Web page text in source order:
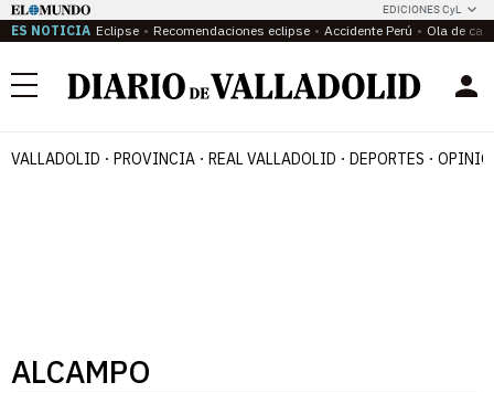
EDICIONES CyL
ES NOTICIA Eclipse Recomendaciones eclipse Accidente Perú Ola de
Menú
VALLADOLID PROVINCIA REAL VALLADOLID DEPORTES
ALCAMPO